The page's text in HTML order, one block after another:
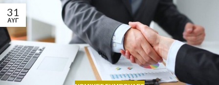
31
ΑΥΓ